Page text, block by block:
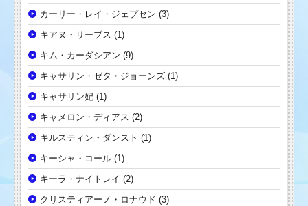
カーリー・レイ・ジェプセン (3)
キアヌ・リーブス (1)
キム・カーダシアン (9)
キャサリン・ゼタ・ジョーンズ (1)
キャサリン妃 (1)
キャメロン・ディアス (2)
キルスティン・ダンスト (1)
キーシャ・コール (1)
キーラ・ナイトレイ (2)
クリスティアーノ・ロナウド (3)